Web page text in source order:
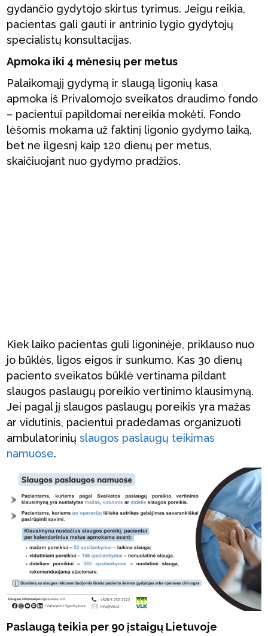
gydančio gydytojo skirtus tyrimus. Jeigu reikia,
pacientas gali gauti ir antrinio lygio gydytojų
specialistų konsultacijas.
Apmoka iki 4 mėnesių per metus
Palaikomąjį gydymą ir slaugą ligonių kasa
apmoka iš Privalomojo sveikatos draudimo fondo
– pacientui papildomai nereikia mokėti. Fondo
lėšomis mokama už faktinį ligonio gydymo laiką,
bet ne ilgesnį kaip 120 dienų per metus,
skaičiuojant nuo gydymo pradžios.
Kiek laiko pacientas guli ligoninėje, priklauso nuo
jo būklės, ligos eigos ir sunkumo. Kas 30 dienų
paciento sveikatos būklė vertinama pildant
slaugos paslaugų poreikio vertinimo klausimyną.
Jei pagal jį slaugos paslaugų poreikis yra mažas
ar vidutinis, pacientui pradedamas organizuoti
ambulatoriniųslaugos paslaugų teikimas
namuose.
Paslaugą teikia per 90 įstaigų Lietuvoje